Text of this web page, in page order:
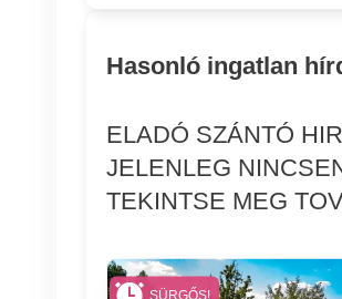
Hasonló ingatlan
ELADÓ SZÁNTÓ
JELENLEG
TEKINTSE MEG
SÜRGŐS!